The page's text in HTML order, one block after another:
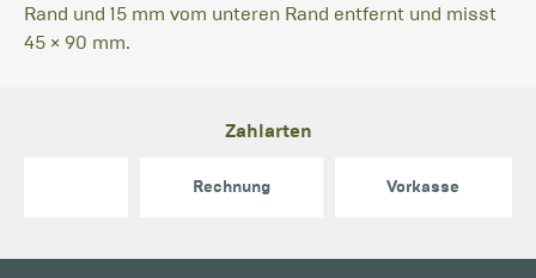
Rand und 15 mm vom unteren Rand entfernt und misst
45 × 90 mm.
Zahlarten
Rechnung Vorkasse